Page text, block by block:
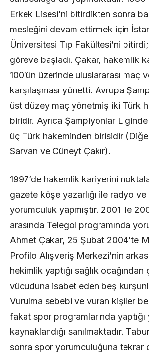
Erkek Lisesi’ni bitirdikten sonra
mesleğini devam ettirmek için
Üniversitesi Tıp Fakültesi’ni
göreve başladı. Çakar, hakemlik
100’ün üzerinde uluslararası maç
karşılaşması yönetti. Avrupa
üst düzey maç yönetmiş iki Türk
biridir. Ayrıca Şampiyonlar
üç Türk hakeminden birisidir
Sarvan ve Cüneyt Çakır).
1997’de hakemlik kariyerini
gazete köşe yazarlığı ile radyo ve
yorumculuk yapmıştır. 2001 ile
arasında Telegol programında
Ahmet Çakar, 25 Şubat 2004’te
Profilo Alışveriş Merkezi’nin
hekimlik yaptığı sağlık ocağından
vücuduna isabet eden beş
Vurulma sebebi ve vuran kişiler
fakat spor programlarında
kaynaklandığı sanılmaktadır.
sonra spor yorumculuğuna tekrar